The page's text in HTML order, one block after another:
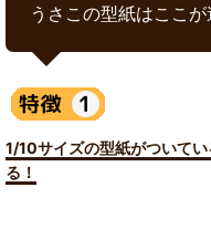
うさこの型紙はここが
1/10サイズの型紙がついて
る！